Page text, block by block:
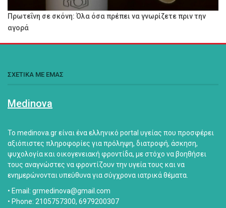
Πρωτεΐνη σε σκόνη: Όλα όσα πρέπει να γνωρίζετε πριν την
αγορά
ΣΧΕΤΙΚΑ ΜΕ ΕΜΑΣ
Medinova
Το medinova.gr είναι ένα ελληνικό portal υγείας που προσφέρει
αξιόπιστες πληροφορίες για πρόληψη, διατροφή, άσκηση,
ψυχολογία και οικογενειακή φροντίδα, με στόχο να βοηθήσει
τους αναγνώστες να φροντίζουν την υγεία τους και να
ενημερώνονται υπεύθυνα για σύγχρονα ιατρικά θέματα.
• Email: grmedinova@gmail.com
• Phone: 2105757300, 6979200307